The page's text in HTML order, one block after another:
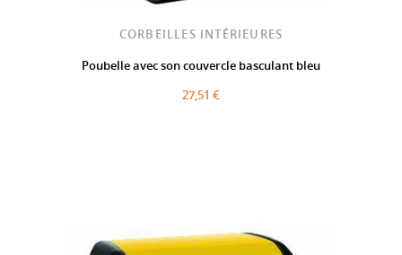
CORBEILLES INTÉRIEURES
Poubelle avec son couvercle basculant bleu
27,51 €